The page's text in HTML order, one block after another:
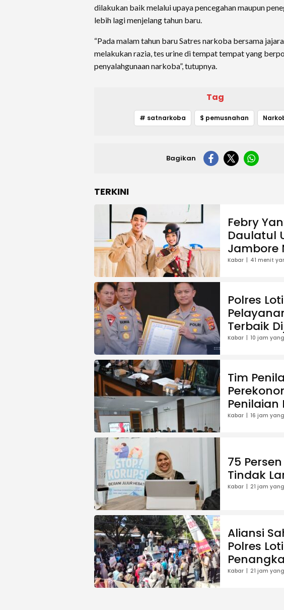
dilakukan baik melalui upaya pencegahan maupun
lebih lagi menjelang tahun baru.
“Pada malam tahun baru Satres narkoba bersama
melakukan razia, tes urine di tempat tempat yang
penyalahgunaan narkoba”, tutupnya.
Tag
# satnarkoba $ pemusnahan
Bagikan
TERKINI
Febry
Daulatul
Jambore
Kabar 41 menit
Polres
Terbaik
NTB
Kabar 10 jam
Tim
Penilaian
2026 di
Kabar 16 jam
75
Tindak
Kabar 21 jam
Aliansi
Polres
Kabar 21 jam